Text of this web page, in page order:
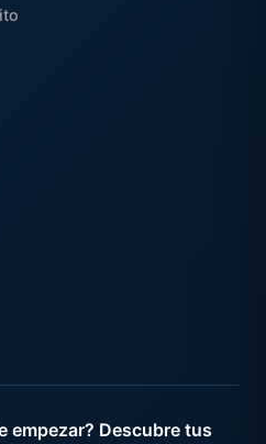
empezar? Descubre tus